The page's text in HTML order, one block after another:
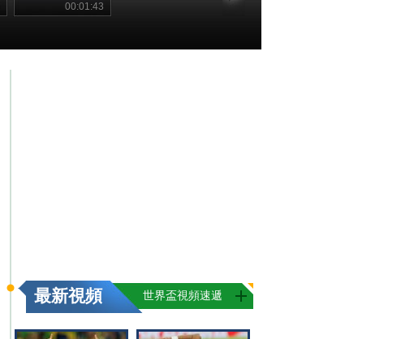
00:01:43
最新視頻 世界盃視頻速遞